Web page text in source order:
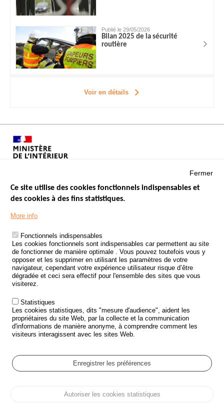
Publié le 29/05/2026
Bilan 2025 de la sécurité
routière
Voir en détails
Menu
Footer
LES SITES PUBLICS
ÉTAT DE L’INSÉCURITÉ ROUTIÈRE
TRAITEMENT DES DONNÉES PERSONNELLES DES ACCIDENTS DE
LA ROUTE
ETUDES ET RECHERCHES
APPEL À PROJETS
POLITIQUE DE SÉCURITÉ ROUTIÈRE
Outils
AGENDA
GLOSSAIRE
Cookie settings
Protection des données personnelles et Cookies
Fermer
Ce site utilise des cookies fonctionnels indispensables et
des cookies à des fins statistiques.
More info
Fonctionnels indispensables
Les cookies fonctionnels sont indispensables car permettent au site
de fonctionner de manière optimale . Vous pouvez toutefois vous y
opposer et les supprimer en utilisant les paramètres de votre
navigateur, cependant votre expérience utilisateur risque d’être
dégradée et ceci sera effectif pour l'ensemble des sites que vous
visiterez.
Statistiques
Les cookies statistiques, dits "mesure d'audience", aident les
propriétaires du site Web, par la collecte et la communication
d'informations de manière anonyme, à comprendre comment les
visiteurs interagissent avec les sites Web.
Enregistrer les préférences
Autoriser les cookies statistiques